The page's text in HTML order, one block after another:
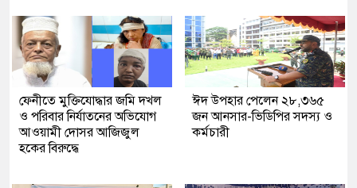
ফেনীতে মুক্তিযোদ্ধার জমি দখল
ও পরিবার নির্যাতনের অভিযোগ
আওয়ামী দোসর আজিজুল
হকের বিরুদ্ধে
ঈদ উপহার পেলেন ২৮,৩৬৫
জন আনসার-ভিডিপির সদস্য ও
কর্মচারী